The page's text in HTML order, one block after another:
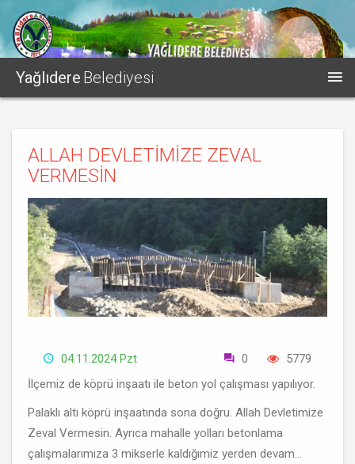
Yağlıdere Belediyesi
ALLAH DEVLETİMİZE ZEVAL
VERMESİN
04.11.2024 Pzt 0
5779
İlçemiz de köprü inşaatı ile beton yol çalışması yapılıyor.
Palaklı altı köprü inşaatında sona doğru. Allah Devletimize
Zeval Vermesin. Ayrıca mahalle yolları betonlama
çalışmalarımıza 3 mikserle kaldığımiz yerden devam...